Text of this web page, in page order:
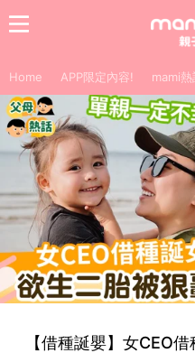
Home APP限定內容! mami熱
【借種誕嬰】女CEO